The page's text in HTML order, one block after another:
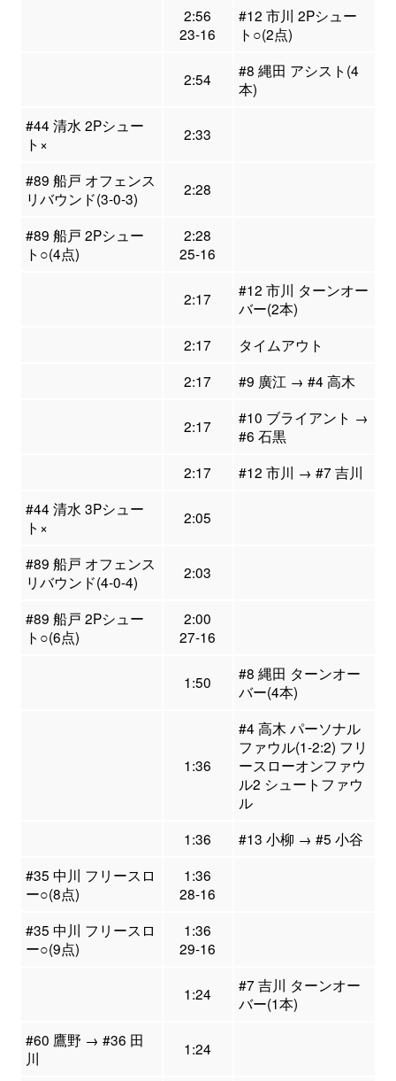
2:56
23-16
#12 市川 2Pシュー
ト○(2点)
2:54
#8 縄田 アシスト(4
本)
#44 清水 2Pシュー
ト×
2:33
#89 船戸 オフェンス
リバウンド(3-0-3)
2:28
#89 船戸 2Pシュー
ト○(4点)
2:28
25-16
2:17
#12 市川 ターンオー
バー(2本)
2:17
タイムアウト
2:17
#9 廣江 → #4 高木
2:17
#10 ブライアント →
#6 石黒
2:17
#12 市川 → #7 吉川
#44 清水 3Pシュー
ト×
2:05
#89 船戸 オフェンス
リバウンド(4-0-4)
2:03
#89 船戸 2Pシュー
ト○(6点)
2:00
27-16
1:50
#8 縄田 ターンオー
バー(4本)
1:36
#4 高木 パーソナル
ファウル(1-2:2) フリ
ースローオンファウ
ル2 シュートファウ
ル
1:36
#13 小柳 → #5 小谷
#35 中川 フリースロ
ー○(8点)
1:36
28-16
#35 中川 フリースロ
ー○(9点)
1:36
29-16
1:24
#7 吉川 ターンオー
バー(1本)
#60 鷹野 → #36 田
川
1:24